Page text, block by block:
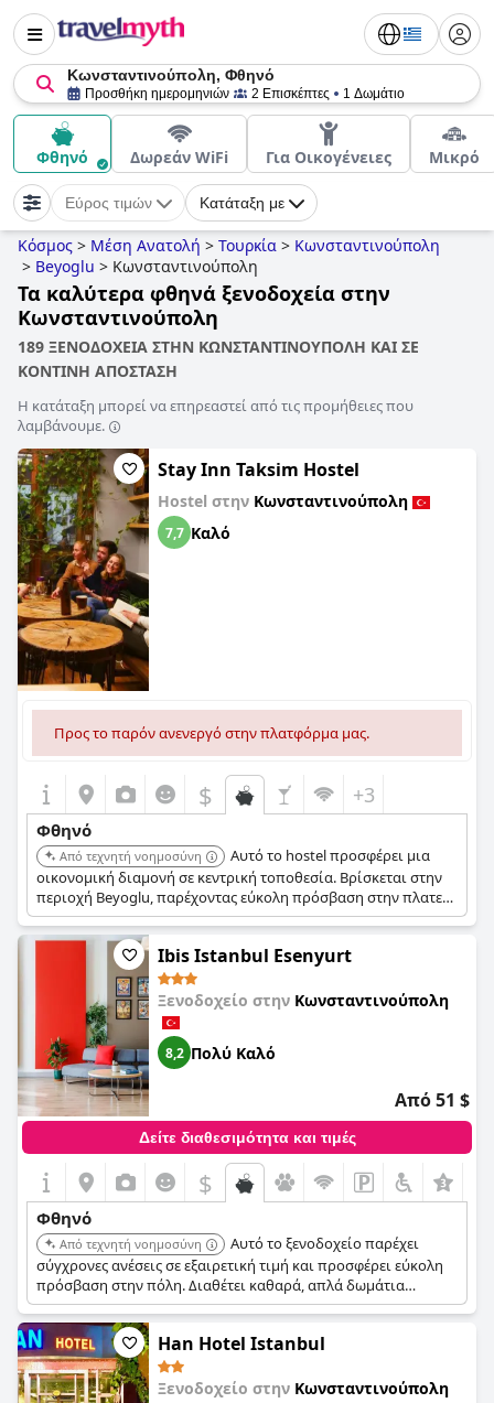
Κωνσταντινούπολη, Φθηνό
Προσθήκη ημερομηνιών 2 Επισκέπτες 1 Δωμάτιο
Φθηνό Δωρεάν WiFi Για Οικογένειες Μικρό
Εύρος τιμών Κατάταξη με
Κόσμος > Μέση Ανατολή > Τουρκία > Κωνσταντινούπολη
> Beyoglu > Κωνσταντινούπολη
Τα καλύτερα φθηνά ξενοδοχεία στην
Κωνσταντινούπολη
189 ΞΕΝΟΔΟΧΕΙΑ ΣΤΗΝ ΚΩΝΣΤΑΝΤΙΝΟΥΠΟΛΗ ΚΑΙ ΣΕ
ΚΟΝΤΙΝΗ ΑΠΟΣΤΑΣΗ
Η κατάταξη μπορεί να επηρεαστεί από τις προμήθειες που
λαμβάνουμε.
Stay Inn Taksim Hostel
Hostel στην Κωνσταντινούπολη
7,7 Καλό
Προς το παρόν ανενεργό στην πλατφόρμα μας.
$ +3
Φθηνό
Από τεχνητή νοημοσύνη
Αυτό το hostel προσφέρει μια
οικονομική διαμονή σε κεντρική τοποθεσία. Βρίσκεται στην
περιοχή Beyoglu, παρέχοντας εύκολη πρόσβαση στην πλατεία
Ταξίμ και την οδό Istiklal, καθιστώντας το ιδανικό για
ταξιδιώτες με περιορισμένο προϋπολογισμό που θέλουν να
εξερευνήσουν τα κύρια αξιοθέατα της πόλης.
Ibis Istanbul Esenyurt
Ξενοδοχείο στην Κωνσταντινούπολη
8,2 Πολύ Καλό
Από 51 $
Δείτε διαθεσιμότητα και τιμές
$
Φθηνό
Από τεχνητή νοημοσύνη
Αυτό το ξενοδοχείο παρέχει
σύγχρονες ανέσεις σε εξαιρετική τιμή και προσφέρει εύκολη
πρόσβαση στην πόλη. Διαθέτει καθαρά, απλά δωμάτια
ιδανικά για την εξερεύνηση των αξιοθέατων της
Κωνσταντινούπολης μέσω των μέσων μαζικής μεταφοράς.
Han Hotel Istanbul
Ξενοδοχείο στην Κωνσταντινούπολη